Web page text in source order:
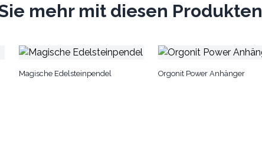
mehr mit diesen Produkten
Magische Edelsteinpendel Orgonit Power Anhänger